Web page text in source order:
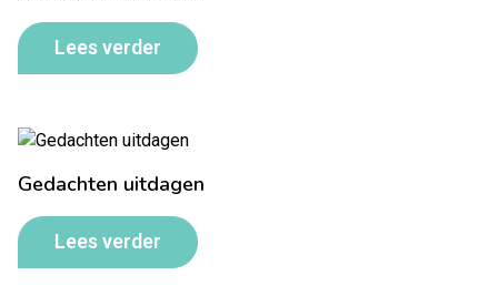
Lees verder
Gedachten uitdagen
Lees verder